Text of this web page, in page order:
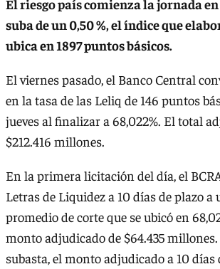
El riesgo país comienza la jornada
suba de un 0,50 %, el índice que
ubica en 1897 puntos básicos.
El viernes pasado, el Banco Central
en la tasa de las Leliq de 146 puntos
jueves al finalizar a 68,022%. El total
$212.416 millones.
En la primera licitación del día, el
Letras de Liquidez a 10 días de plazo a
promedio de corte que se ubicó en
monto adjudicado de $64.435
subasta, el monto adjudicado a 10 días